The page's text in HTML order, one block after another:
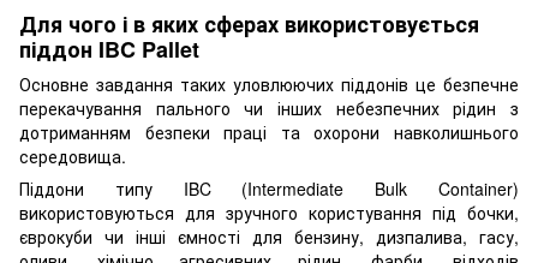
Для чого і в яких сферах використовується
піддон IBC Pallet
Основне завдання таких уловлюючих піддонів це безпечне
перекачування пального чи інших небезпечних рідин з
дотриманням безпеки праці та охорони навколишнього
середовища.
Піддони типу IBC (Intermediate Bulk Container)
використовуються для зручного користування під бочки,
єврокуби чи інші ємності для бензину, дизпалива, гасу,